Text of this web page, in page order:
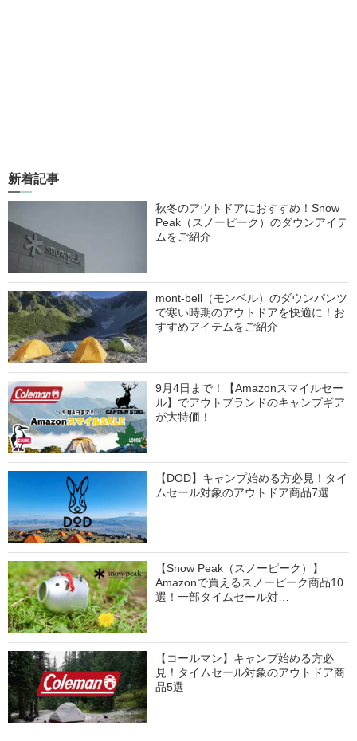
新着記事
秋冬のアウトドアにおすすめ！Snow
Peak（スノーピーク）のダウンアイテ
ムをご紹介
mont-bell（モンベル）のダウンパンツ
で寒い時期のアウトドアを快適に！お
すすめアイテムをご紹介
9月4日まで！【Amazonスマイルセー
ル】でアウトブランドのキャンプギア
が大特価！
【DOD】キャンプ始める方必見！タイ
ムセール対象のアウトドア商品7選
【Snow Peak（スノーピーク）】
Amazonで買えるスノーピーク商品10
選！一部タイムセール対…
【コールマン】キャンプ始める方必
見！タイムセール対象のアウトドア商
品5選